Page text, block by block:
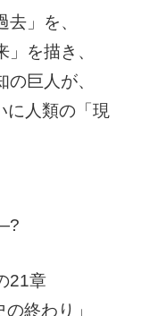
」を、
」を描き、
巨人が、
に人類の「現
21章
終わり」